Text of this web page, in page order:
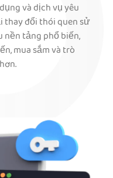
và dịch vụ yêu
thay đổi thói quen sử
nền tảng phổ biến,
mua sắm và trò